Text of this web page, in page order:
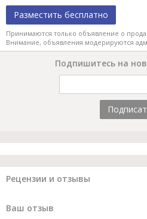
Разместить бесплатно
Принимаются только объявление о
Внимание, объявления модерируются
Подпишитесь на
Рецензии и отзывы
Ваш отзыв